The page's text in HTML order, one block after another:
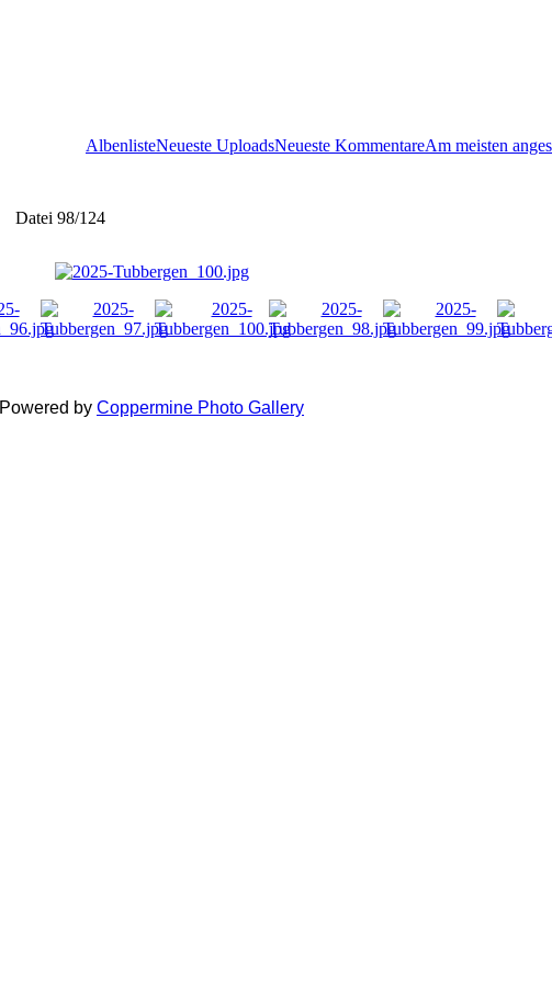
AlbenlisteNeueste UploadsNeueste KommentareAm meisten
Datei 98/124
Powered by Coppermine Photo Gallery